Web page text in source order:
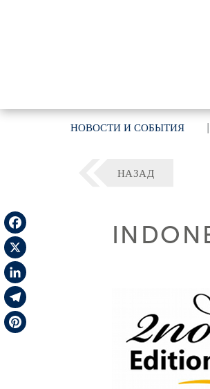
НОВОСТИ И СОБЫТИЯ
Facebook
X
LinkedIn
Telegram
НАЗАД